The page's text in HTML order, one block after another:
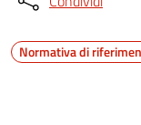
Normativa di